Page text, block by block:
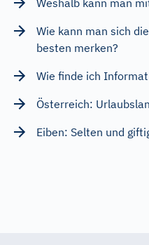
Wie kann man sich
besten merken?
Wie finde ich
Österreich:
Eiben: Selten und